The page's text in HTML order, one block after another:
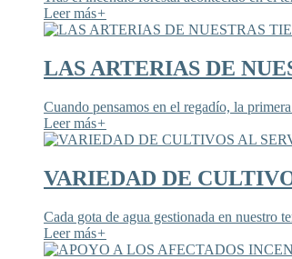
Leer más+
LAS ARTERIAS DE
Cuando pensamos en el regadío, la
Leer más+
VARIEDAD DE
Cada gota de agua gestionada en nuestro
Leer más+